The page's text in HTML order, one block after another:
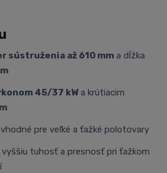
sústruženia až 610 mm a dĺžka
45/37 kWa krútiacim
pre veľké a ťažké polotovary
vyššiu tuhosť a presnosť pri ťažkom